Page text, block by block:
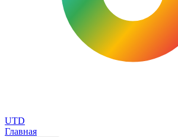
UTD
Главная